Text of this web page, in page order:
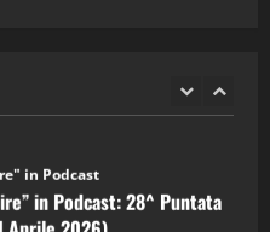
in Podcast: 28^ Puntata
Aprile 2026)